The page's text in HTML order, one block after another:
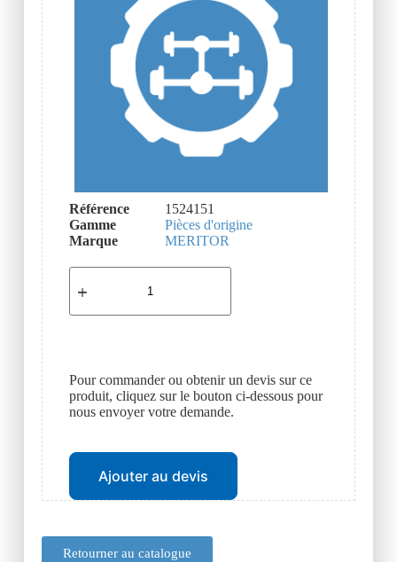
Retourner au catalogue
Référence
1524151
Gamme
Pièces d'origine
Marque
MERITOR
Pour commander ou obtenir un devis sur ce
produit, cliquez sur le bouton ci-dessous pour
nous envoyer votre demande.
Ajouter au devis